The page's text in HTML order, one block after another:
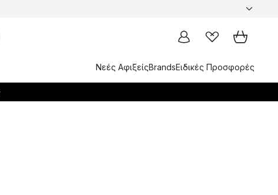
Νεές ΑφιξείςBrandsΕιδικές Προσφορές